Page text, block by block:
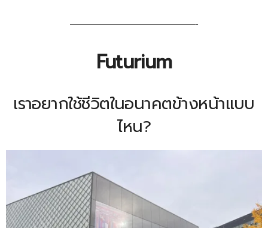
———————————————-
Futurium
เราอยากใช้ชีวิตในอนาคตข้างหน้าแบบ
ไหน?